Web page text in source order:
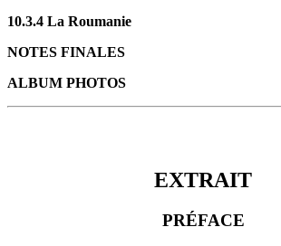
10.3.4 La Roumanie
NOTES FINALES
ALBUM PHOTOS
EXTRAIT
PRÉFACE